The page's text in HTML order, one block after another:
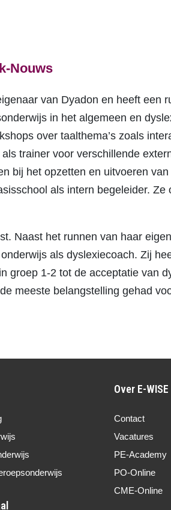
Nouws
van Dyadon en heeft een
in het algemeen en
over taalthema’s zoals
trainer voor verschillende
bij het opzetten en uitvoeren
als intern begeleider.
Naast het runnen van haar
als dyslexiecoach. Zij
groep 1-2 tot de acceptatie van
meeste belangstelling gehad
Over E-WISE
Contact
Vacatures
PE-Academy
PO-Online
CME-Online